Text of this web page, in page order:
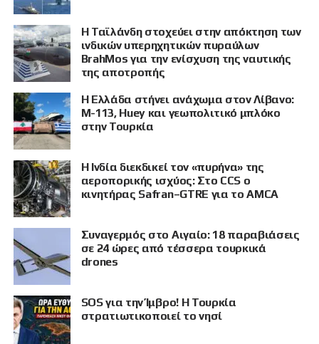
Η Ταϊλάνδη στοχεύει στην απόκτηση των
ινδικών υπερηχητικών πυραύλων
BrahMos για την ενίσχυση της ναυτικής
της αποτροπής
Η Ελλάδα στήνει ανάχωμα στον Λίβανο:
M-113, Huey και γεωπολιτικό μπλόκο
στην Τουρκία
Η Ινδία διεκδικεί τον «πυρήνα» της
αεροπορικής ισχύος: Στο CCS ο
κινητήρας Safran–GTRE για το AMCA
Συναγερμός στο Αιγαίο: 18 παραβιάσεις
σε 24 ώρες από τέσσερα τουρκικά
drones
SOS για την Ίμβρο! Η Τουρκία
στρατιωτικοποιεί το νησί